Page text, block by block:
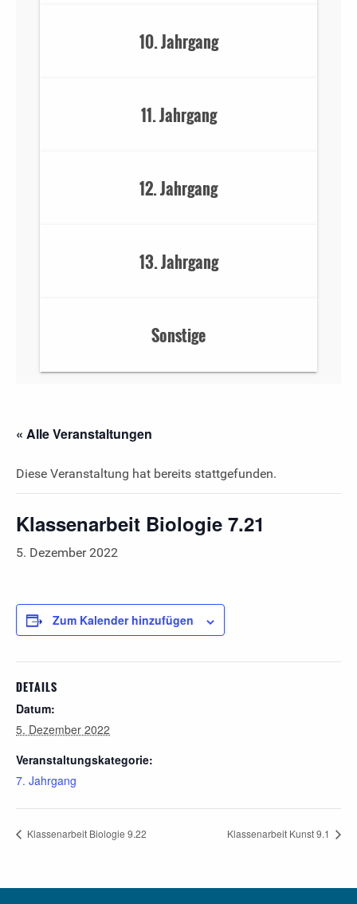
10. Jahrgang
11. Jahrgang
12. Jahrgang
13. Jahrgang
Sonstige
« Alle Veranstaltungen
Diese Veranstaltung hat bereits stattgefunden.
Klassenarbeit Biologie 7.21
5. Dezember 2022
Zum Kalender hinzufügen
DETAILS
Datum:
5. Dezember 2022
Veranstaltungskategorie:
7. Jahrgang
Klassenarbeit Biologie 9.22 Klassenarbeit Kunst 9.1